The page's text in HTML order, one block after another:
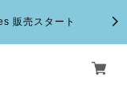
販売スタート